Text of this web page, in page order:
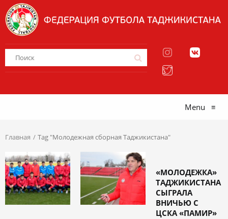
Menu ≡
Главная Tag "Молодежная сборная Таджикистана"
«МОЛОДЕЖКА»
ТАДЖИКИСТАНА
СЫГРАЛА
ВНИЧЬЮ С
ЦСКА «ПАМИР»